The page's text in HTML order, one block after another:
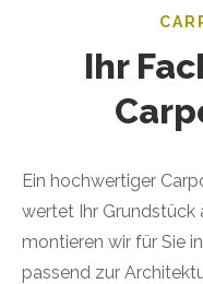
Ihr
Ein hochwertiger
wertet Ihr Grundstück
montieren wir für Sie
passend zur